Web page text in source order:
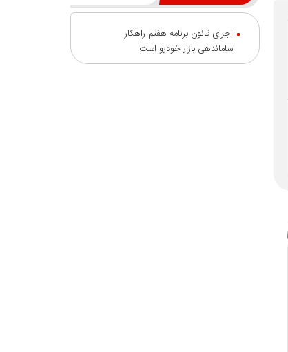
اجرای قانون برنامه هفتم راهکار
ساماندهی بازار خودرو است